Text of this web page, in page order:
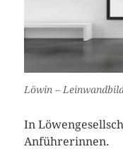
Löwin –
In